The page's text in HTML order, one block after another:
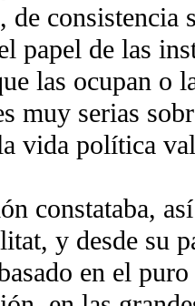
de consistencia
papel de las
las ocupan o
muy serias
vida política
constataba,
y desde su
en el